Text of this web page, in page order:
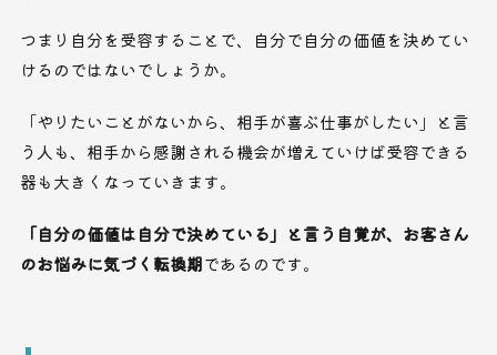
つまり自分を受容することで、自分で自分の価値を決めてい
けるのではないでしょうか。
「やりたいことがないから、相手が喜ぶ仕事がしたい」と言
う人も、相手から感謝される機会が増えていけば受容できる
器も大きくなっていきます。
「自分の価値は自分で決めている」と言う自覚が、お客さん
のお悩みに気づく転換期であるのです。